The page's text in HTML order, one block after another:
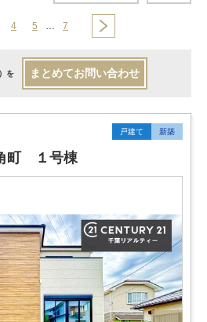
4 5 … 7
を まとめてお問い合わせ
戸建て 新築
町 １号棟